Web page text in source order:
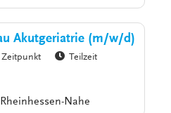
Akutgeriatrie (m/w/d)
Teilzeit
Nahe